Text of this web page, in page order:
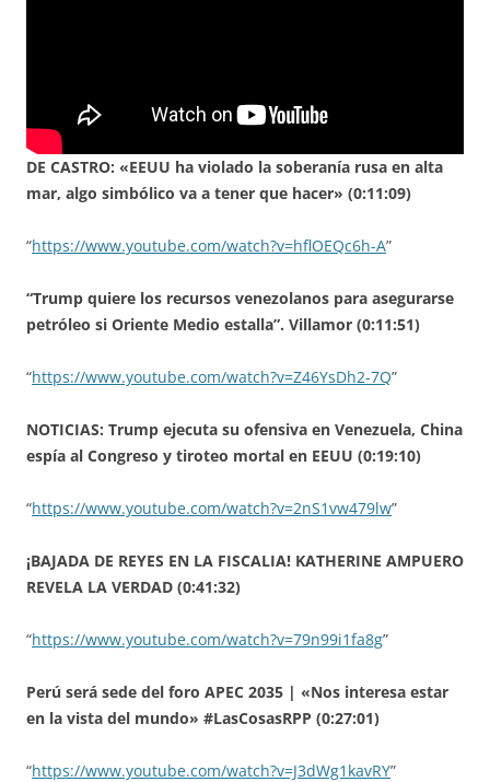
DE CASTRO: «EEUU ha violado la soberanía rusa en alta
mar, algo simbólico va a tener que hacer» (0:11:09)
“https://www.youtube.com/watch?v=hflOEQc6h-A”
“Trump quiere los recursos venezolanos para asegurarse
petróleo si Oriente Medio estalla”. Villamor (0:11:51)
“https://www.youtube.com/watch?v=Z46YsDh2-7Q”
NOTICIAS: Trump ejecuta su ofensiva en Venezuela, China
espía al Congreso y tiroteo mortal en EEUU (0:19:10)
“https://www.youtube.com/watch?v=2nS1vw479lw”
¡BAJADA DE REYES EN LA FISCALIA! KATHERINE AMPUERO
REVELA LA VERDAD (0:41:32)
“https://www.youtube.com/watch?v=79n99i1fa8g”
Perú será sede del foro APEC 2035 | «Nos interesa estar
en la vista del mundo» #LasCosasRPP (0:27:01)
“https://www.youtube.com/watch?v=J3dWg1kavRY”